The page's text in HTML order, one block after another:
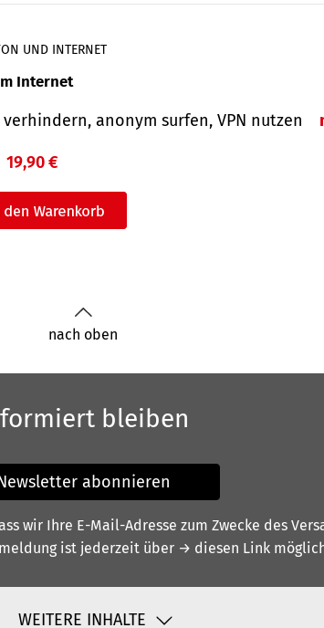
UND INTERNET
Internet
verhindern, anonym surfen, VPN nutzen
19,90 €
nach oben
bleiben
abonnieren
wir Ihre E-Mail-Adresse zum Zwecke des
ist jederzeit über → diesen Link
WEITERE INHALTE